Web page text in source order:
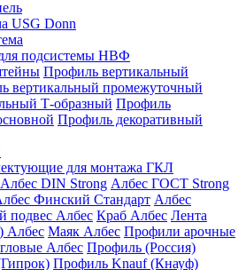
USG Donn
подсистемы НВФ
Профиль вертикальный
вертикальный промежуточный
Т-образный Профиль
Профиль декоративный
для монтажа ГКЛ
Албес DIN Strong Албес ГОСТ Strong
Финский Стандарт Албес
подвес Албес Краб Албес Лента
Албес Маяк Албес Профили арочные
Албес Профиль (Россия)
Профиль Knauf (Кнауф)